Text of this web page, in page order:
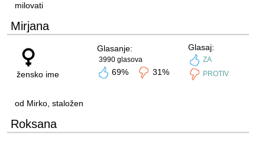
milovati
Mirjana
žensko ime
Glasanje:
3990 glasova
69% 31%
Glasaj:
ZA
PROTIV
od Mirko, staložen
Roksana